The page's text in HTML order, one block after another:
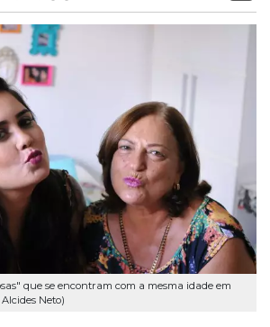
que se encontram com a mesma idade em
Neto)